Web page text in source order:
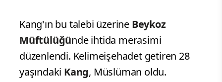
Kang'ın bu talebi üzerine Beykoz
Müftülüğünde ihtida merasimi
düzenlendi. Kelimeişehadet getiren 28
yaşındaki Kang, Müslüman oldu.